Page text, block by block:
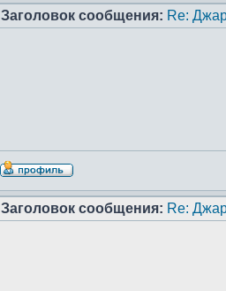
Заголовок сообщения: Re:
Заголовок сообщения: Re: